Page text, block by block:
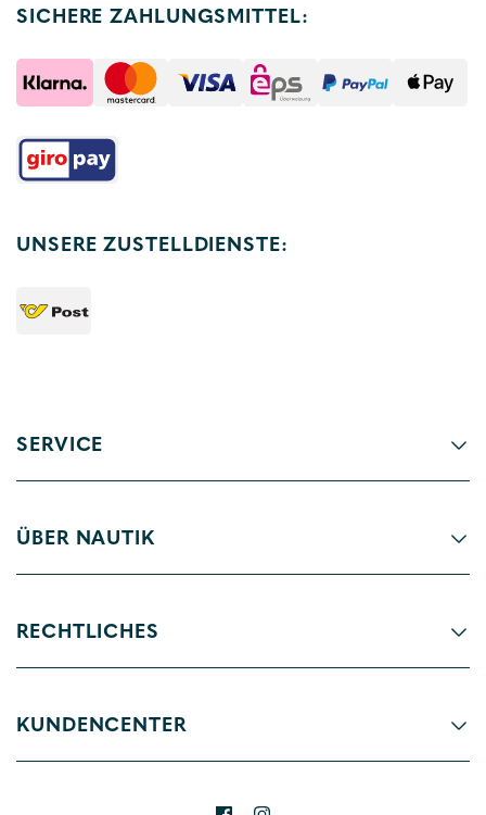
SICHERE ZAHLUNGSMITTEL:
UNSERE ZUSTELLDIENSTE:
SERVICE
ÜBER NAUTIK
RECHTLICHES
KUNDENCENTER